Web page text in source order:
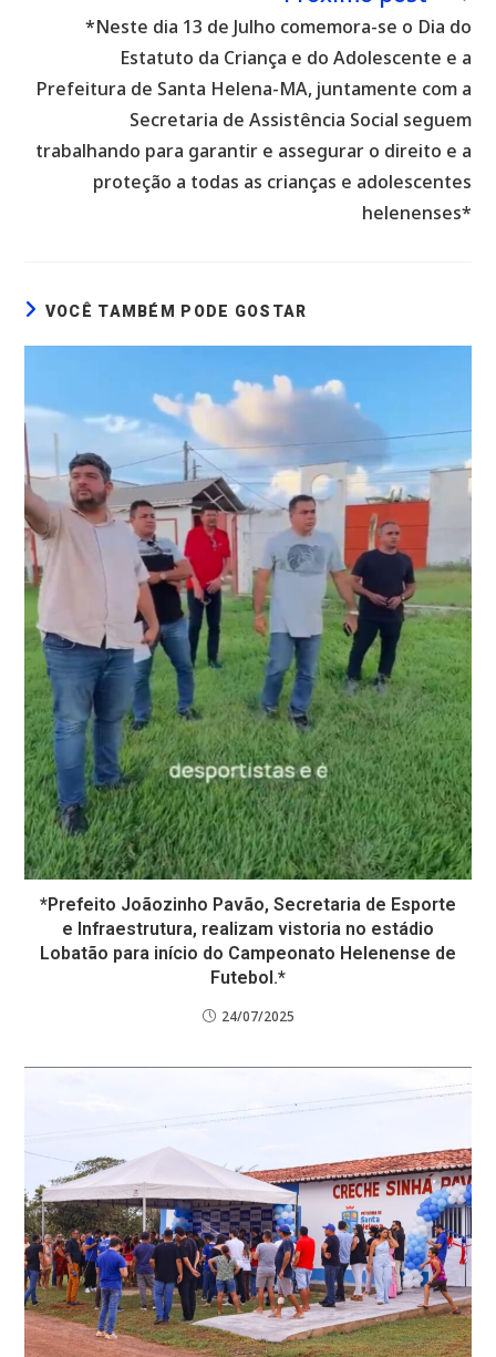
*Neste dia 13 de Julho comemora-se o Dia do
Estatuto da Criança e do Adolescente e a
Prefeitura de Santa Helena-MA, juntamente com a
Secretaria de Assistência Social seguem
trabalhando para garantir e assegurar o direito e a
proteção a todas as crianças e adolescentes
helenenses*
VOCÊ TAMBÉM PODE GOSTAR
*Prefeito Joãozinho Pavão, Secretaria de Esporte
e Infraestrutura, realizam vistoria no estádio
Lobatão para início do Campeonato Helenense de
Futebol.*
24/07/2025